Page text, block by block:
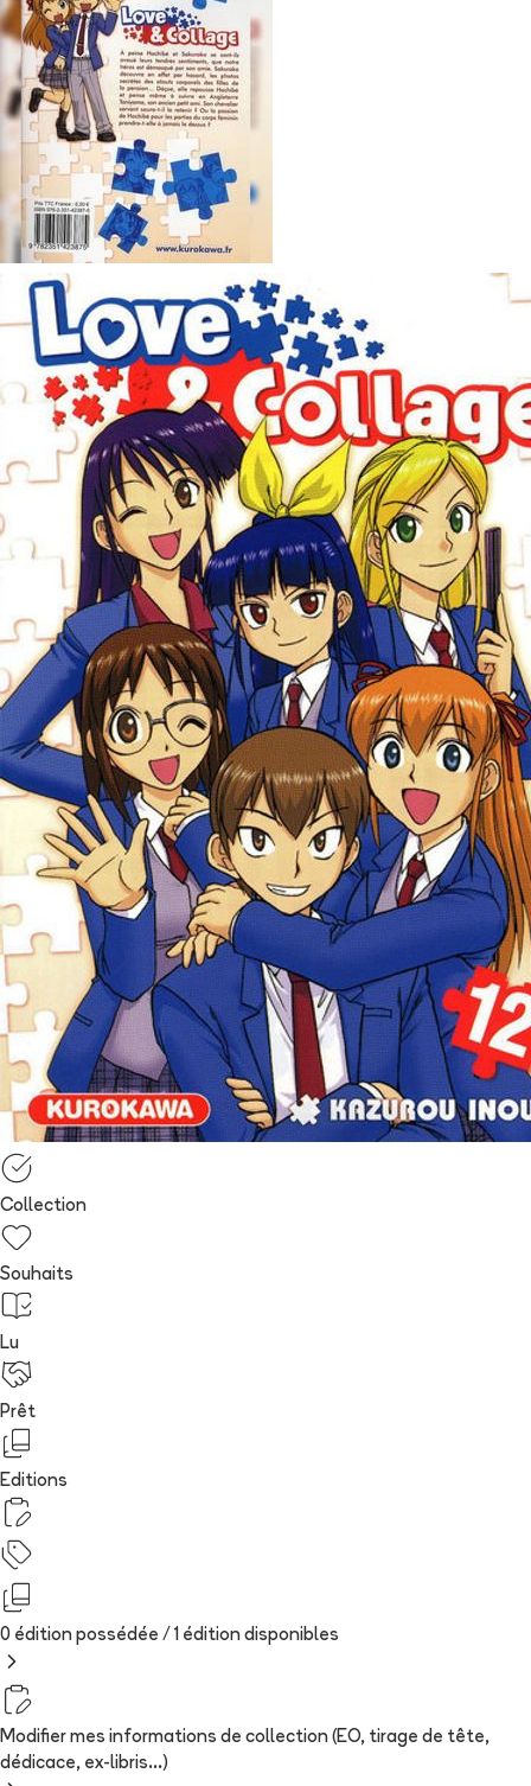
Collection
Souhaits
Lu
Prêt
Editions
0 édition possédée / 1 édition disponibles
Modifier mes informations de collection (EO, tirage de tête,
dédicace, ex-libris...)